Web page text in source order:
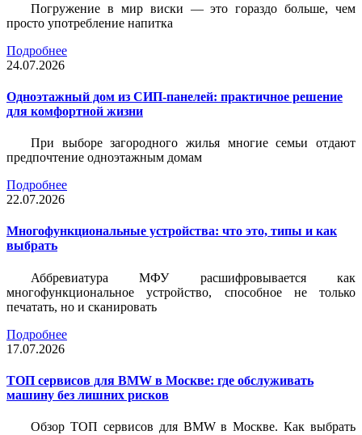
Погружение в мир виски — это гораздо больше, чем
просто употребление напитка
Подробнее
24.07.2026
Одноэтажный дом из СИП-панелей: практичное решение
для комфортной жизни
При выборе загородного жилья многие семьи отдают
предпочтение одноэтажным домам
Подробнее
22.07.2026
Многофункциональные устройства: что это, типы и как
выбрать
Аббревиатура МФУ расшифровывается как
многофункциональное устройство, способное не только
печатать, но и сканировать
Подробнее
17.07.2026
ТОП сервисов для BMW в Москве: где обслуживать
машину без лишних рисков
Обзор ТОП сервисов для BMW в Москве. Как выбрать